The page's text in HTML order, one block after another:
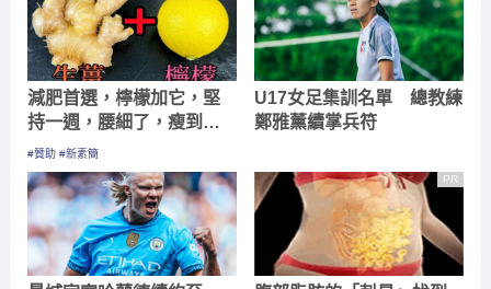
減肥首選，檸檬加它，堅
持一週，腰細了，瘦到你
懷疑人生
#贊助 #新素簡
U17女足集訓名單 總教練
鄭雅薰續掌兵符
PR